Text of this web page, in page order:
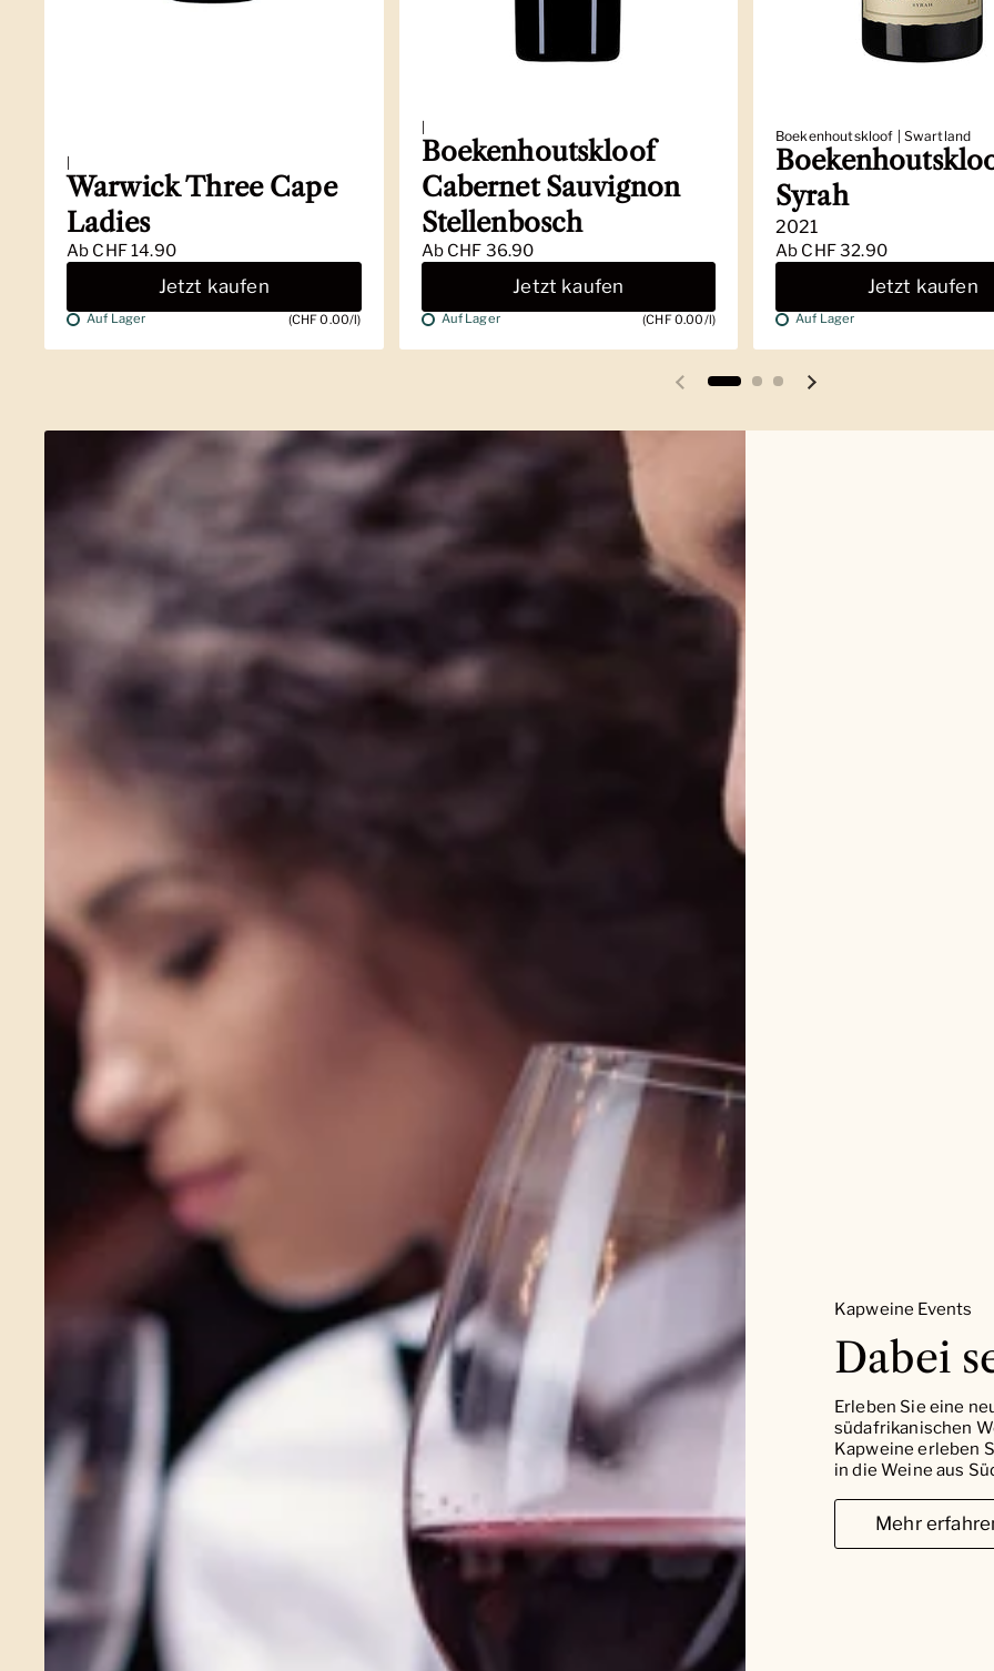
|
Warwick Three Cape
Ladies
Ab CHF 14.90
Jetzt kaufen
Auf Lager (CHF 0.00/l)
|
Boekenhoutskloof
Cabernet Sauvignon
Stellenbosch
Ab CHF 36.90
Jetzt kaufen
Auf Lager (CHF 0.00/l)
Boekenhoutskloof | Swartland
Syrah
2021
Ab CHF 32.90
Jetzt kaufen
Auf Lager
Vorherige Folie Nächste Folie
Kapweine Events
Dabei
Erleben Sie eine
südafrikanischen
Kapweine erleben
in die Weine aus
Mehr